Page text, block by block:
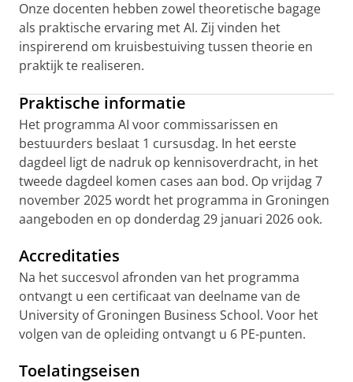
Onze docenten hebben zowel theoretische bagage
als praktische ervaring met AI. Zij vinden het
inspirerend om kruisbestuiving tussen theorie en
praktijk te realiseren.
Praktische informatie
Het programma AI voor commissarissen en
bestuurders beslaat 1 cursusdag. In het eerste
dagdeel ligt de nadruk op kennisoverdracht, in het
tweede dagdeel komen cases aan bod. Op vrijdag 7
november 2025 wordt het programma in Groningen
aangeboden en op donderdag 29 januari 2026 ook.
Accreditaties
Na het succesvol afronden van het programma
ontvangt u een certificaat van deelname van de
University of Groningen Business School. Voor het
volgen van de opleiding ontvangt u 6 PE-punten.
Toelatingseisen